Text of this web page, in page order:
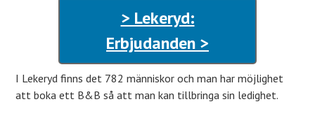
> Lekeryd:
Erbjudanden >
I Lekeryd finns det 782 människor och man har möjlighet
att boka ett B&B så att man kan tillbringa sin ledighet.